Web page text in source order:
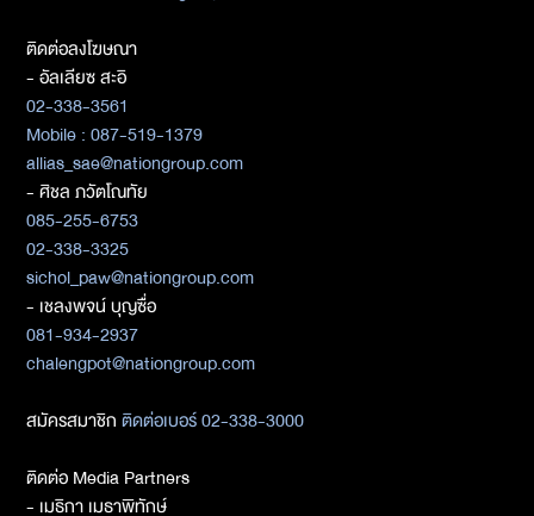
ติดต่อลงโฆษณา
- อัลเลียซ สะอิ
02-338-3561
Mobile : 087-519-1379
allias_sae@nationgroup.com
- ศิชล ภวัตโณทัย
085-255-6753
02-338-3325
sichol_paw@nationgroup.com
- เชลงพจน์ บุญซื่อ
081-934-2937
chalengpot@nationgroup.com
สมัครสมาชิกติดต่อเบอร์ 02-338-3000
ติดต่อ Media Partners
- เมธิกา เมธาพิทักษ์